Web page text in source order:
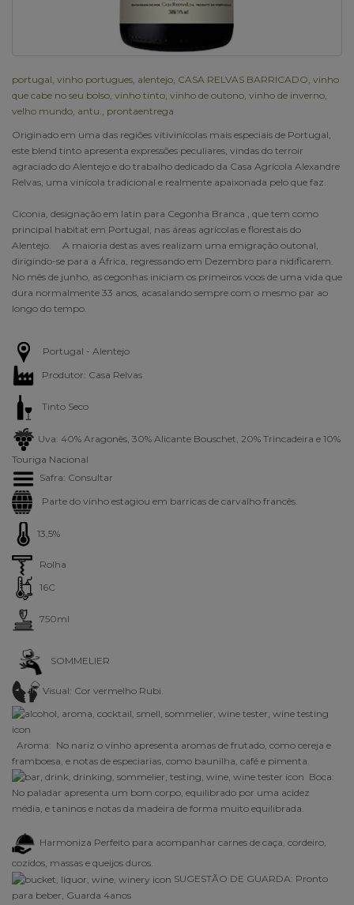
portugal vinho portugues alentejo CASA RELVAS BARRICADO vinho
que cabe no seu bolso vinho tinto vinho de outono vinho de inverno
velho mundo antu.
prontaentrega
Originado em uma das regiões vitivinícolas mais especiais de Portugal,
este blend tinto apresenta expressões peculiares, vindas do terroir
agraciado do Alentejo e do trabalho dedicado da Casa Agrícola Alexandre
Relvas, uma vinícola tradicional e realmente apaixonada pelo que faz.
Ciconia, designação em latin para Cegonha Branca , que tem como
principal habitat em Portugal, nas áreas agrícolas e florestais do
Alentejo. A maioria destas aves realizam uma emigração outonal,
dirigindo-se para a África, regressando em Dezembro para nidificarem.
No mês de junho, as cegonhas iniciam os primeiros voos de uma vida que
dura normalmente 33 anos, acasalando sempre com o mesmo par ao
longo do tempo.
Portugal - Alentejo
Produtor: Casa Relvas
Tinto Seco
Uva: 40% Aragonês, 30% Alicante Bouschet, 20% Trincadeira e 10%
Touriga Nacional
Safra: Consultar
Parte do vinho estagiou em barricas de carvalho francês.
13,5%
Rolha
16C
750ml
SOMMELIER
Visual: Cor vermelho Rubi.
Aroma: No nariz o vinho apresenta aromas de frutado, como cereja e
framboesa, e notas de especiarias, como baunilha, café e pimenta.
Boca:
No paladar apresenta um bom corpo, equilibrado por uma acidez
média, e taninos e notas da madeira de forma muito equilibrada.
Harmoniza Perfeito para acompanhar carnes de caça, cordeiro,
cozidos, massas e queijos duros.
SUGESTÃO DE GUARDA: Pronto
para beber, Guarda 4anos